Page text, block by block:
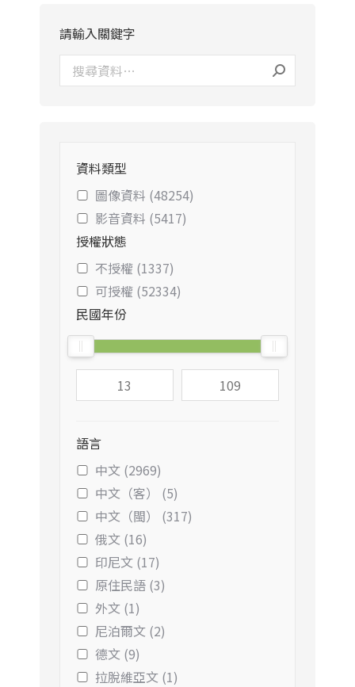
請輸入關鍵字
資料類型
圖像資料 (48254)
影音資料 (5417)
授權狀態
不授權 (1337)
可授權 (52334)
民國年份
語言
中文 (2969)
中文（客） (5)
中文（閩） (317)
俄文 (16)
印尼文 (17)
原住民語 (3)
外文 (1)
尼泊爾文 (2)
德文 (9)
拉脫維亞文 (1)